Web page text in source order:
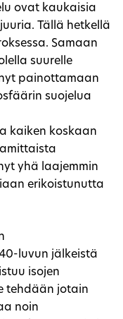
ovat kaukaisia
Tällä hetkellä
Samaan
suurelle
painottamaan
suojelua
kaiken koskaan
yhä laajemmin
erikoistunutta
luvun jälkeistä
isojen
tehdään jotain
noin